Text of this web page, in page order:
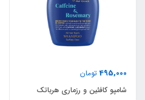
495,000تومان
شامپو کافئین و رزماری هرباتک